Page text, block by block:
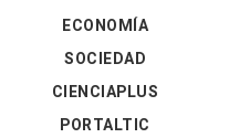
ECONOMÍA
SOCIEDAD
CIENCIAPLUS
PORTALTIC